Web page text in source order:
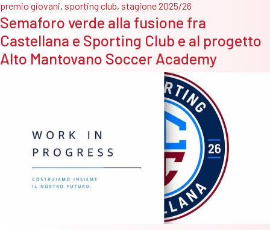
Promozione
la
Governolese
secondo
posto,
lo
Sporting
Club
quinto
premio giovani, sporting club, stagione 2025/26
Semaforo verde alla fusione fra
Castellana e Sporting Club e al progetto
Alto Mantovano Soccer Academy